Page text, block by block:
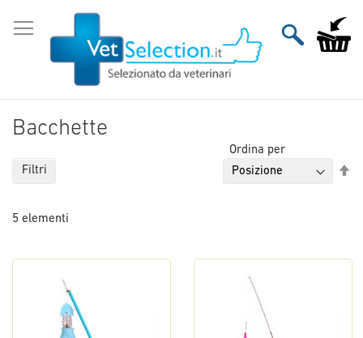
al
contenuto
Carrello
Bacchette
5 elementi
Ordina per
Filtri